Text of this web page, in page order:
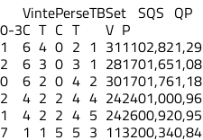
VintePerseTBSet SQS QP
0-3C T C T V P
1 6 4 0 2 1 311102,821,29
2 6 3 0 3 1 281701,651,08
0 6 2 0 4 2 301701,761,18
2 4 2 2 4 4 242401,000,96
1 4 2 2 4 5 242600,920,95
7 1 1 5 5 3 113200,340,84